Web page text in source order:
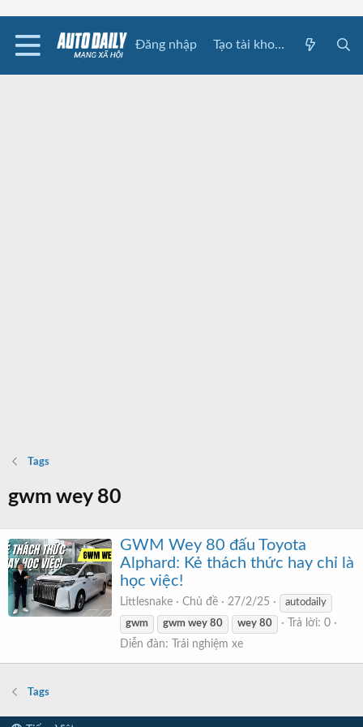
Đăng nhập Tạo tài khoản
Tags
gwm wey 80
GWM Wey 80 đấu Toyota
Alphard: Kẻ thách thức hay chỉ là
học việc!
Littlesnake Chủ đề 27/2/25
autodaily
gwm
gwm wey 80 wey 80
Trả lời: 0
Diễn đàn:
Trải nghiệm xe
Tags